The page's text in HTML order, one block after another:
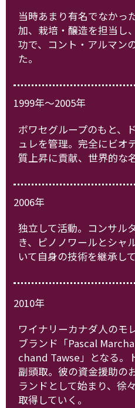
当時あまり有名でなかっ
加、栽培・醸造を担当し
功で、コント・アルマン
た。
1999年～2005年
ボワセグループのもと、
ュレを管理。完全にビオ
質上昇に貢献、世界的な
2006年
独立して活動。コンサル
き、ピノノワールとシャ
いて自身の技術を継承して
2010年
ワイナリーカナダ人のモ
ブランド「Pascal
chand Tawse」となる。
副頭取。彼の資金援助の
ランドとして始まり、徐
取得していく。